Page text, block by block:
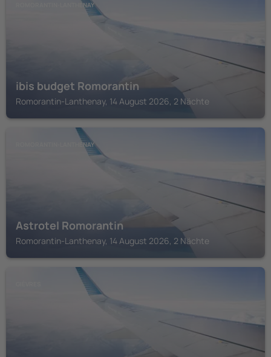
ROMORANTIN-LANTHENAY
ibis budget Romorantin
Romorantin-Lanthenay, 14 August 2026, 2 Nächte
ROMORANTIN-LANTHENAY
Astrotel Romorantin
Romorantin-Lanthenay, 14 August 2026, 2 Nächte